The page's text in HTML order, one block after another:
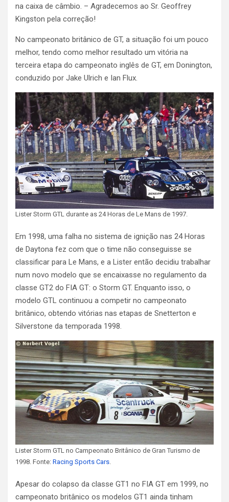
na caixa de câmbio. – Agradecemos ao Sr. Geoffrey
Kingston pela correção!
No campeonato britânico de GT, a situação foi um pouco
melhor, tendo como melhor resultado um vitória na
terceira etapa do campeonato inglês de GT, em Donington,
conduzido por Jake Ulrich e Ian Flux.
Lister Storm GTL durante as 24 Horas de Le Mans de 1997.
Em 1998, uma falha no sistema de ignição nas 24 Horas
de Daytona fez com que o time não conseguisse se
classificar para Le Mans, e a Lister então decidiu trabalhar
num novo modelo que se encaixasse no regulamento da
classe GT2 do FIA GT: o Storm GT. Enquanto isso, o
modelo GTL continuou a competir no campeonato
britânico, obtendo vitórias nas etapas de Snetterton e
Silverstone da temporada 1998.
Lister Storm GTL no Campeonato Britânico de Gran Turismo de
1998. Fonte: Racing Sports Cars
Apesar do colapso da classe GT1 no FIA GT em 1999, no
campeonato britânico os modelos GT1 ainda tinham